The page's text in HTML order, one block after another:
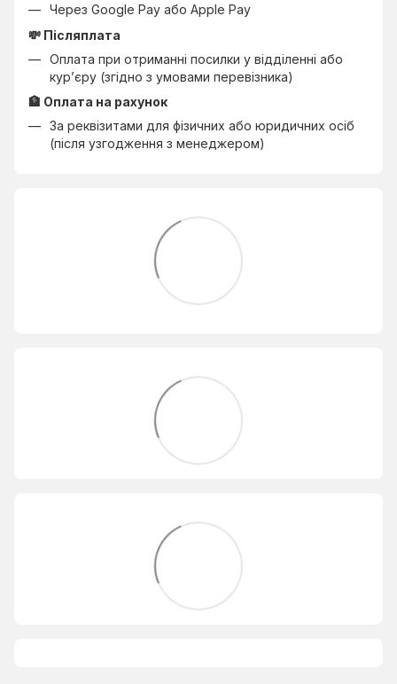
Через Google Pay або Apple Pay
💸 Післяплата
Оплата при отриманні посилки у відділенні або
кур’єру (згідно з умовами перевізника)
🏦 Оплата на рахунок
За реквізитами для фізичних або юридичних осіб
(після узгодження з менеджером)